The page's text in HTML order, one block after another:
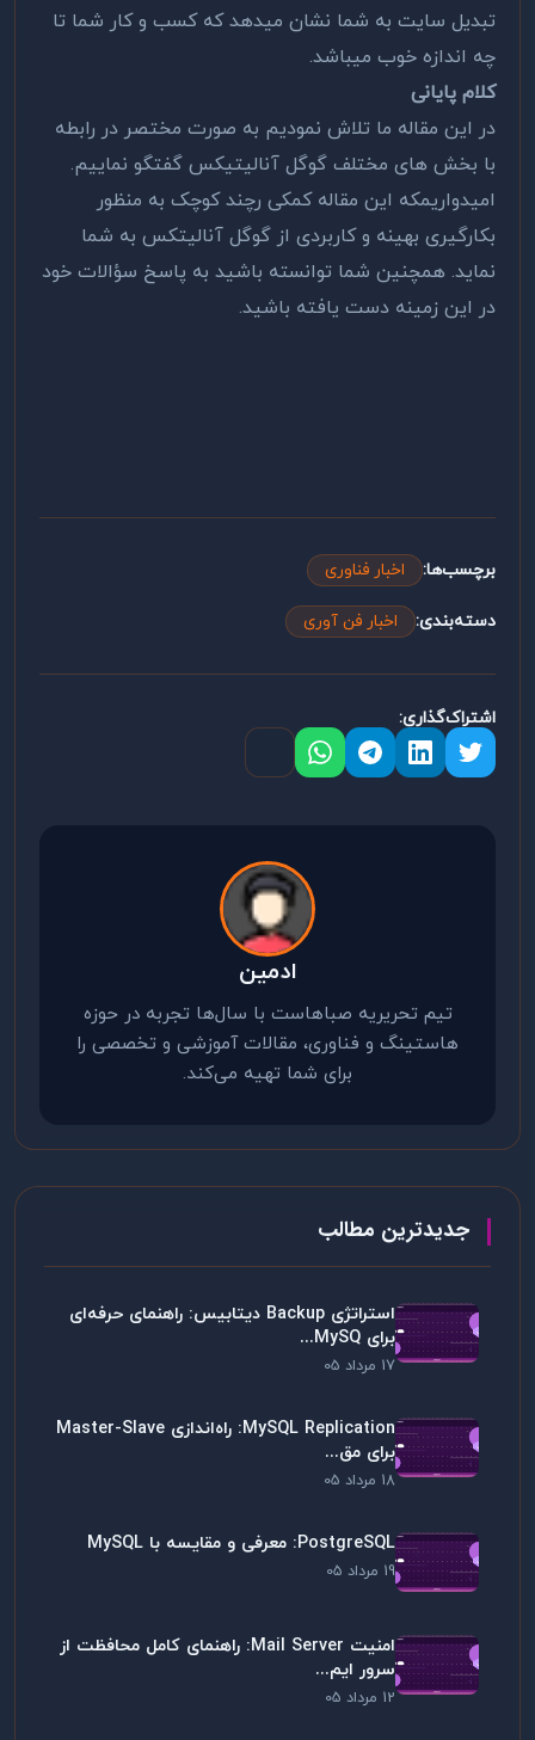
تبدیل سایت به شما نشان میدهد که کسب و کار شما تا
چه اندازه خوب میباشد.
کلام پایانی
در این مقاله ما تلاش نمودیم به صورت مختصر در رابطه
با بخش های مختلف گوگل آنالیتیکس گفتگو نماییم.
امیدواریمکه این مقاله کمکی رچند کوچک به منظور
بکارگیری بهینه و کاربردی از گوگل آنالیتکس به شما
نماید. همچنین شما توانسته باشید به پاسخ سؤالات خود
در این زمینه دست یافته باشید.
برچسب‌ها: اخبار فناوری
دسته‌بندی: اخبار فن آوری
اشتراک‌گذاری:
ادمین
تیم تحریریه صباهاست با سال‌ها تجربه در حوزه
هاستینگ و فناوری، مقالات آموزشی و تخصصی را
برای شما تهیه می‌کند.
جدیدترین مطالب
استراتژی Backup دیتابیس: راهنمای حرفه‌ای
برای MySQ...
17 مرداد 05
MySQL Replication: راه‌اندازی Master-Slave
برای مق...
18 مرداد 05
PostgreSQL: معرفی و مقایسه با MySQL
19 مرداد 05
امنیت Mail Server: راهنمای کامل محافظت از
سرور ایم...
12 مرداد 05